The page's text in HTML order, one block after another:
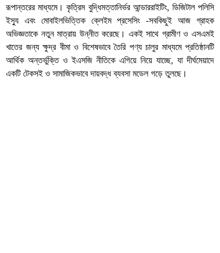
রূপান্তরের মাধ্যমে। কৃত্রিম বুদ্ধিমত্তানির্ভর আন্ডাররাইটিং, ডিজিটাল পলিসি
ইস্যু এবং মোবাইলভিত্তিক ক্লেইম প্রসেসিং -সবকিছুই আজ গ্রাহক
অভিজ্ঞতাকে নতুন মাত্রায় উন্নীত করেছে। একই সাথে গ্রামীণ ও এসএমই
খাতের জন্য ক্ষুদ্র বীমা ও বিশেষভাবে তৈরি পণ্য চালুর মাধ্যমে প্রতিষ্ঠানটি
আর্থিক অন্তর্ভুক্তি ও ইএসজি নীতিকে এগিয়ে নিয়ে যাচ্ছে, যা দীর্ঘমেয়াদে
একটি টেকসই ও সামাজিকভাবে দায়বদ্ধ ব্যবসা মডেল গড়ে তুলছে।